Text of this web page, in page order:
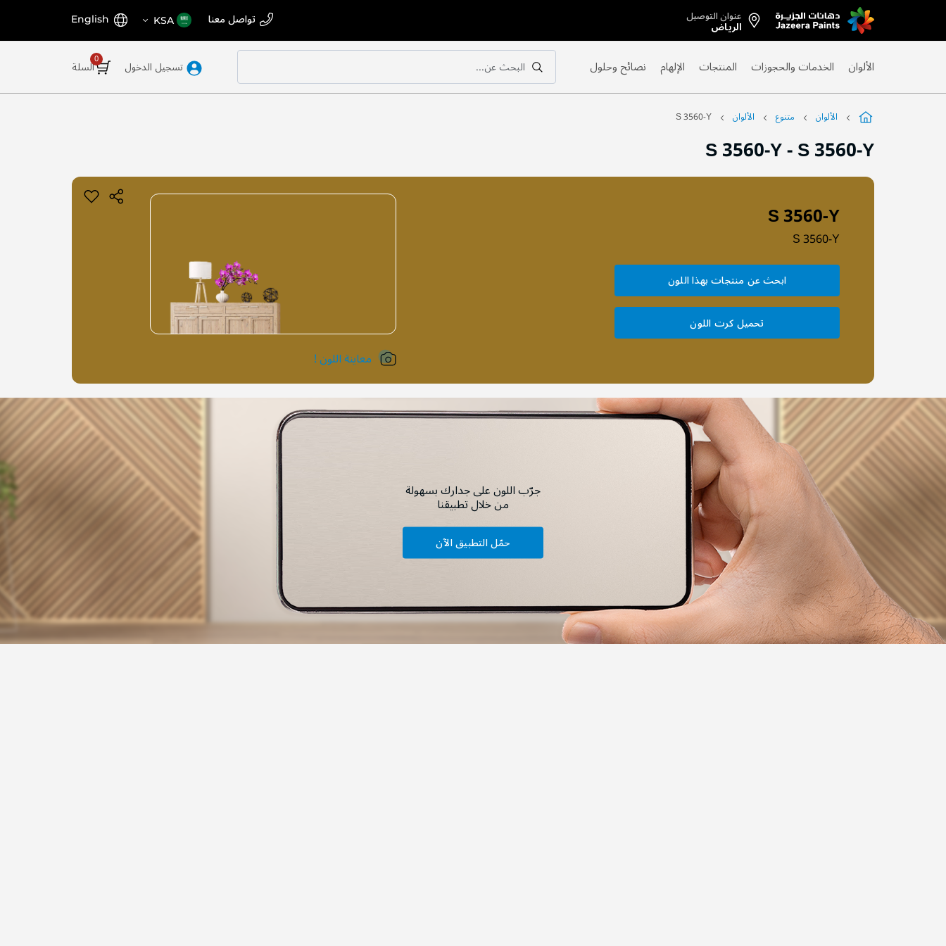
Skip
to
عنوان التوصيل
الرياض تواصل معنا اختر
المتجر
KSA اللغة English
السلة تسجيل الدخول
بحث
البحث عن...
بحث الألوان الخدمات والحجوزات المنتجات الإلهام نصائح وحلول
الألوان متنوع الألوان S 3560-Y
S 3560-Y-S 3560-Y
S 3560-Y
S 3560-Y
ابحث عن منتجات بهذا اللون
تحميل كرت اللون
معاينة اللون !
جرّب اللون على جدارك بسهولة
من خلال تطبيقنا
حمّل التطبيق الآن